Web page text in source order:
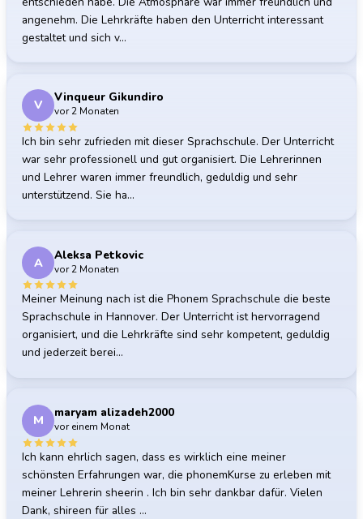
angenehm. Die Lehrkräfte haben den Unterricht interessant
gestaltet und sich v…
V Vinqueur Gikundiro
vor 2 Monaten
Ich bin sehr zufrieden mit dieser Sprachschule. Der Unterricht
war sehr professionell und gut organisiert. Die Lehrerinnen
und Lehrer waren immer freundlich, geduldig und sehr
unterstützend. Sie ha…
A Aleksa Petkovic
vor 2 Monaten
Meiner Meinung nach ist die Phonem Sprachschule die beste
Sprachschule in Hannover. Der Unterricht ist hervorragend
organisiert, und die Lehrkräfte sind sehr kompetent, geduldig
und jederzeit berei…
M maryam alizadeh2000
vor einem Monat
Ich kann ehrlich sagen, dass es wirklich eine meiner
schönsten Erfahrungen war, die phonemKurse zu erleben mit
meiner Lehrerin sheerin . Ich bin sehr dankbar dafür. Vielen
Dank, shireen für alles …